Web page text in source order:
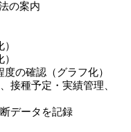
の案内
の確認（グラフ化）
接種予定・実績管理、
データを記録